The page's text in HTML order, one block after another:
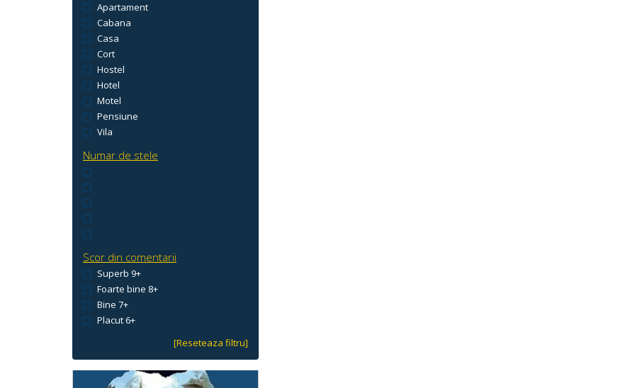
Apartament
Cabana
Casa
Cort
Hostel
Hotel
Motel
Pensiune
Vila
Numar de stele
Scor din comentarii
Superb 9+
Foarte bine 8+
Bine 7+
Placut 6+
[Reseteaza filtru]